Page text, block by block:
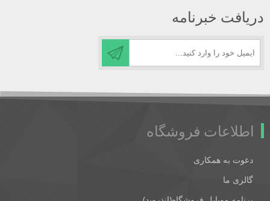
دریافت خبرنامه
اطلاعات فروشگاه
دعوت به همکاری
گالری ما